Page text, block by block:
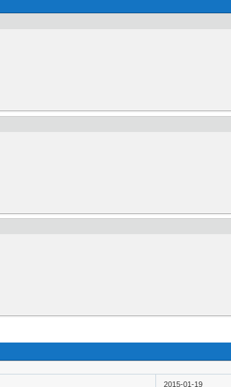
2015-01-19